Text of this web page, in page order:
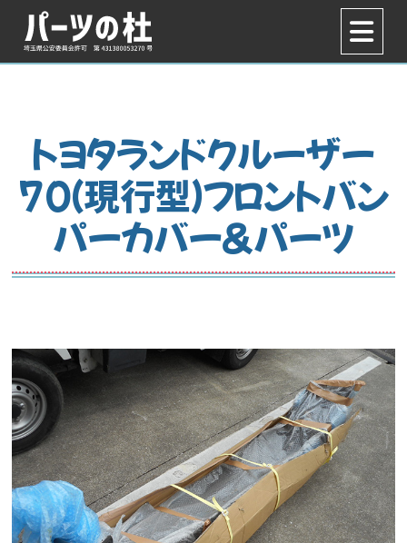
トヨタランドクルーザー
70（現行型）フロントバン
パーカバー＆パーツ